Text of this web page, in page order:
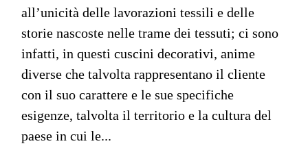
all’unicità delle lavorazioni tessili e delle
storie nascoste nelle trame dei tessuti; ci sono
infatti, in questi cuscini decorativi, anime
diverse che talvolta rappresentano il cliente
con il suo carattere e le sue specifiche
esigenze, talvolta il territorio e la cultura del
paese in cui le...